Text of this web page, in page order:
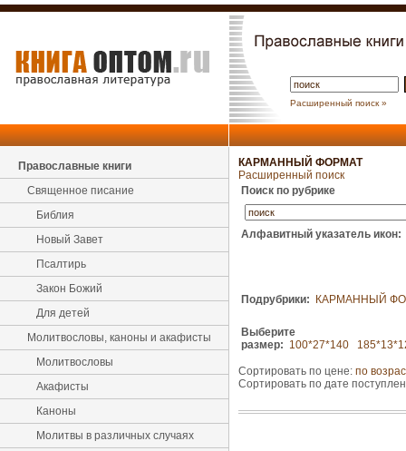
Расширенный поиск »
Православные книги
Священное писание
Библия
Новый Завет
Псалтирь
Закон Божий
Для детей
Молитвословы, каноны и акафисты
Молитвословы
Акафисты
Каноны
Молитвы в различных случаях
КАРМАННЫЙ ФОРМАТ
Расширенный поиск
Поиск по рубрике
Алфавитный указатель икон:
Подрубрики: КАРМАННЫЙ
Выберите
размер: 100*27*140
Сортировать по цене: по
Сортировать по дате